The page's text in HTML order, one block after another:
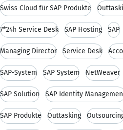
Swiss Cloud für SAP Produkte
7*24h Service Desk SAP Hosting SAP
Managing Director Service Desk
SAP-System SAP System NetWeaver
SAP Solution SAP Identity
SAP Produkte Outtasking